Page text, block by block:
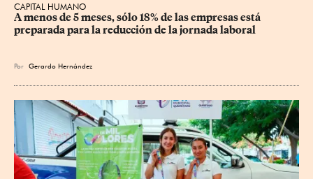
CAPITAL HUMANO
A menos de 5 meses, sólo 18% de las empresas está
preparada para la reducción de la jornada laboral
Por Gerardo Hernández